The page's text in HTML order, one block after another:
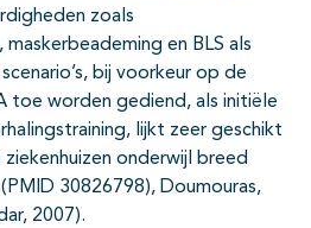
zoals
en BLS als
bij voorkeur op de
toe worden gediend, als initiële
lijkt zeer geschikt
onderwijl breed
30826798), Doumouras,
2007).